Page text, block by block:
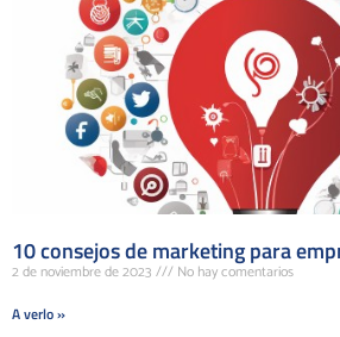
10 consejos de marketing para
2 de noviembre de 2023
No hay comentarios
A verlo »